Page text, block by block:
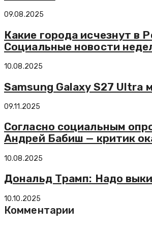
09.08.2025
Какие города исчезнут в
Социальные новости
10.08.2025
Samsung Galaxy S27 Ultra
09.11.2025
Согласно социальным
Андрей Бабиш — критик
10.08.2025
Дональд Трамп: Надо
10.10.2025
Комментарии